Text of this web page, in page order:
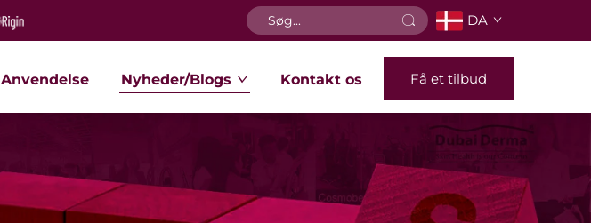
DA
Anvendelse Nyheder/Blogs Kontakt os Få et tilbud